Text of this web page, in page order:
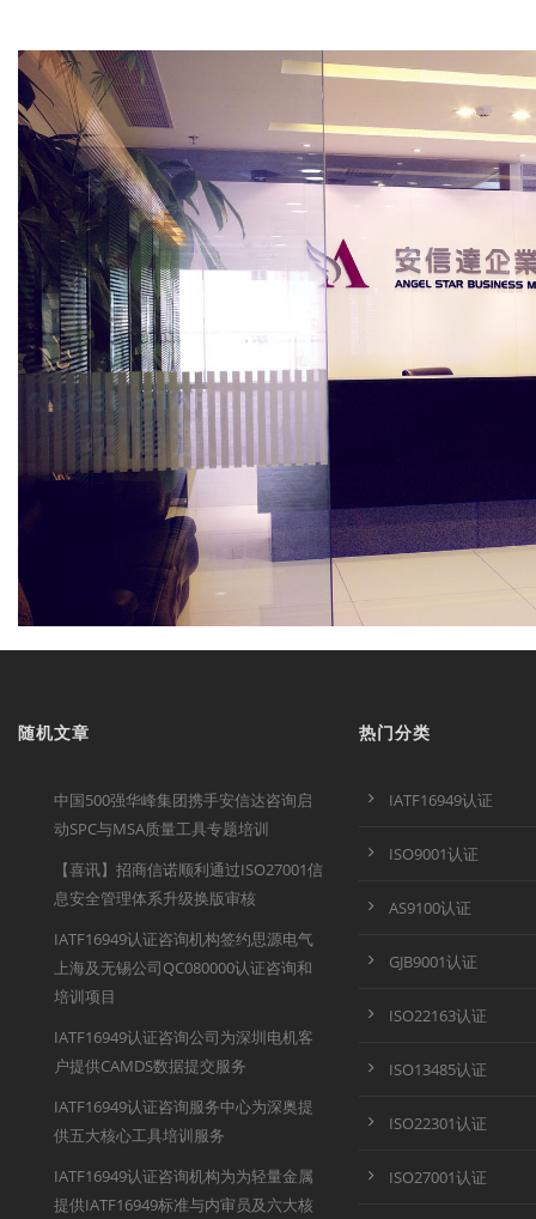
随机文章
中国500强华峰集团携手安信达咨询启
动SPC与MSA质量工具专题培训
【喜讯】招商信诺顺利通过ISO27001信
息安全管理体系升级换版审核
IATF16949认证咨询机构签约思源电气
上海及无锡公司QC080000认证咨询和
培训项目
IATF16949认证咨询公司为深圳电机客
户提供CAMDS数据提交服务
IATF16949认证咨询服务中心为深奥提
供五大核心工具培训服务
IATF16949认证咨询机构为为轻量金属
提供IATF16949标准与内审员及六大核
热门分类
IATF16949认证
ISO9001认证
AS9100认证
GJB9001认证
ISO22163认证
ISO13485认证
ISO22301认证
ISO27001认证